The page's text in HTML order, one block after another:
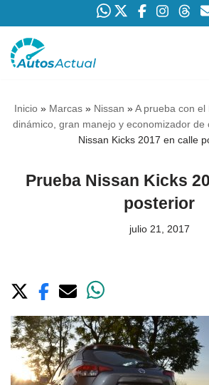
Saltar
Inicio» Marcas» Nissan »A prueba con el
dinámico, gran manejo y economizador de
Nissan Kicks 2017 en calle
Prueba Nissan Kicks
posterior
julio 21, 2017